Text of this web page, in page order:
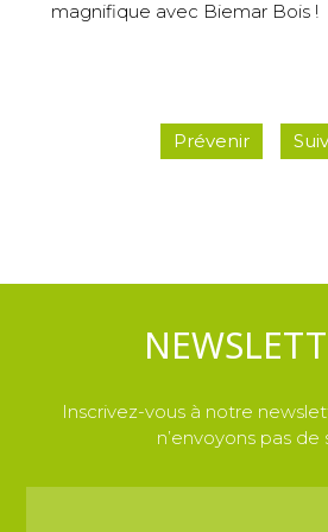
magnifique avec Biemar Bois !
Prévenir
Inscrivez-vous à notre
n’envoyons pas de